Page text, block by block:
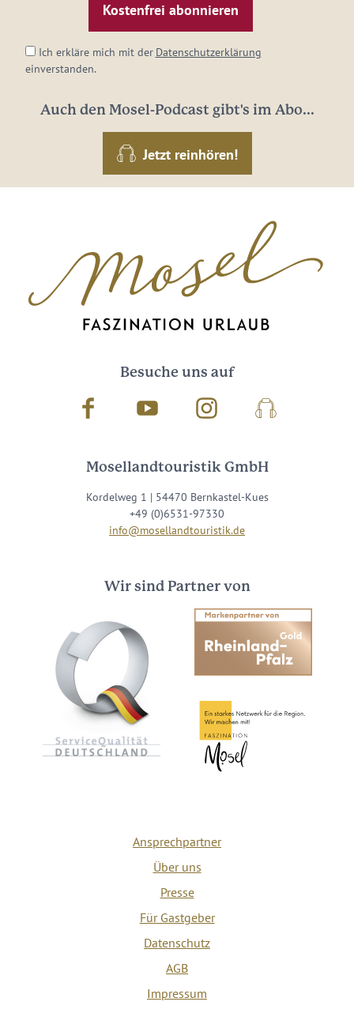
Adresse:
Ich erkläre mich mit der Datenschutzerklärung
einverstanden.
Auch den Mosel-Podcast gibt's im Abo...
Jetzt reinhören!
Besuche uns auf
Facebook Youtube InstagramPodcast
Mosellandtouristik GmbH
Kordelweg 1 | 54470 Bernkastel-Kues
+49 (0)6531-97330
info@mosellandtouristik.de
Wir sind Partner von
Ansprechpartner
Über uns
Presse
Für Gastgeber
Datenschutz
AGB
Impressum